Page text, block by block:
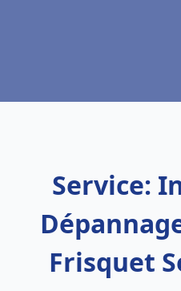
Service:
Frisquet